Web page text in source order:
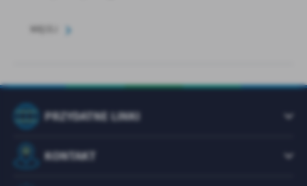
PRZYDATNE LINKI
KONTAKT